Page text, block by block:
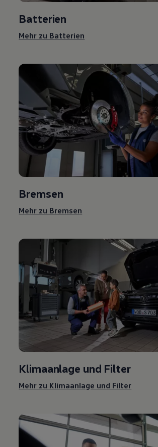
Batterien
Mehr zu Batterien
Bremsen
Mehr zu Bremsen
Klimaanlage und Filter
Mehr zu Klimaanlage und Filter